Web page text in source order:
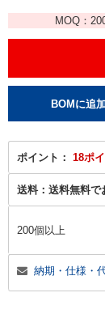
MOQ：
ポイント： 18ポ
送料： 送料無料で
200個以上
納期・仕様・